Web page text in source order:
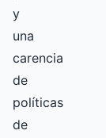
y
una
carencia
de
políticas
de